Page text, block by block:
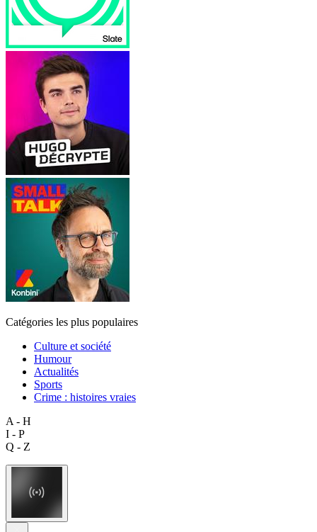
Catégories les plus populaires
Culture et société
Humour
Actualités
Sports
Crime : histoires vraies
A - H
I - P
Q - Z